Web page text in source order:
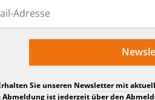
Sie unseren Newsletter mit
Abmeldung ist jederzeit über den